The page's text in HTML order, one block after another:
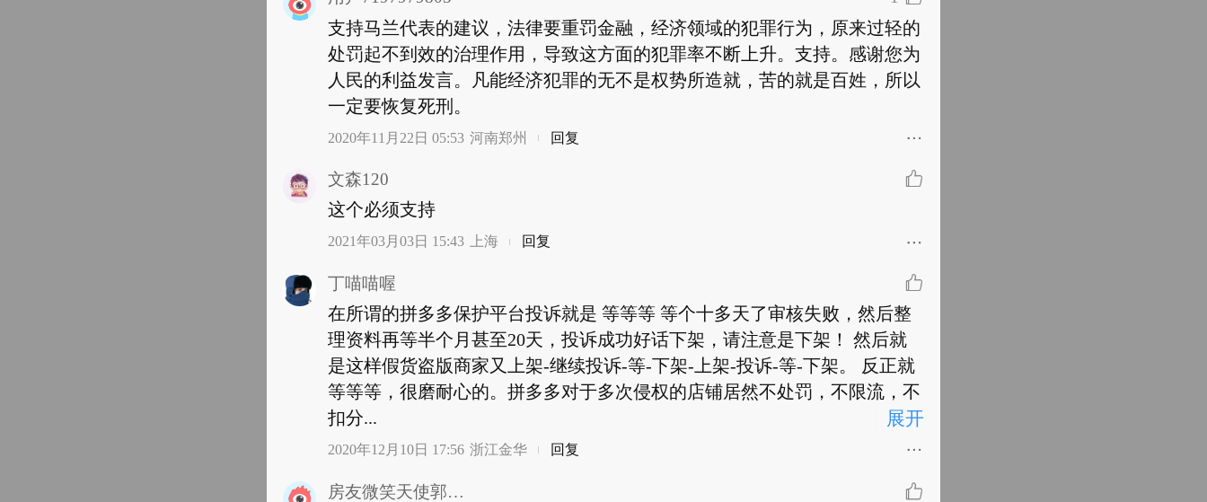
支持马兰代表的建议，法律要重罚金融，经济领域的犯罪行为，原来过轻的
处罚起不到效的治理作用，导致这方面的犯罪率不断上升。支持。感谢您为
人民的利益发言。凡能经济犯罪的无不是权势所造就，苦的就是百姓，所以
一定要恢复死刑。
2020年11月22日 05:53 河南郑州 回复
文森120
这个必须支持
2021年03月03日 15:43 上海 回复
丁喵喵喔
在所谓的拼多多保护平台投诉就是 等等等 等个十多天了审核失败，然后整
理资料再等半个月甚至20天，投诉成功好话下架，请注意是下架！ 然后就
是这样假货盗版商家又上架-继续投诉-等-下架-上架-投诉-等-下架。 反正就
等等等，很磨耐心的。拼多多对于多次侵权的店铺居然不处罚，不限流，不
扣分...
展开
2020年12月10日 17:56 浙江金华 回复
房友微笑天使郭功海_454_129